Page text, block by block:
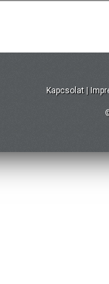
Kapcsolat |